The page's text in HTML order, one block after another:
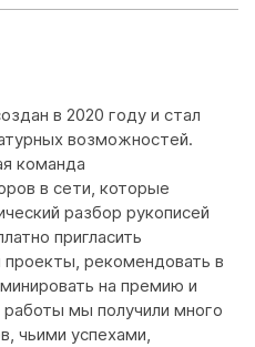
в 2020 году и стал
возможностей.
команда
в сети, которые
разбор рукописей
пригласить
проекты, рекомендовать в
на премию и
мы получили много
чьими успехами,